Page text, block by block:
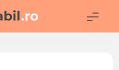
.ro